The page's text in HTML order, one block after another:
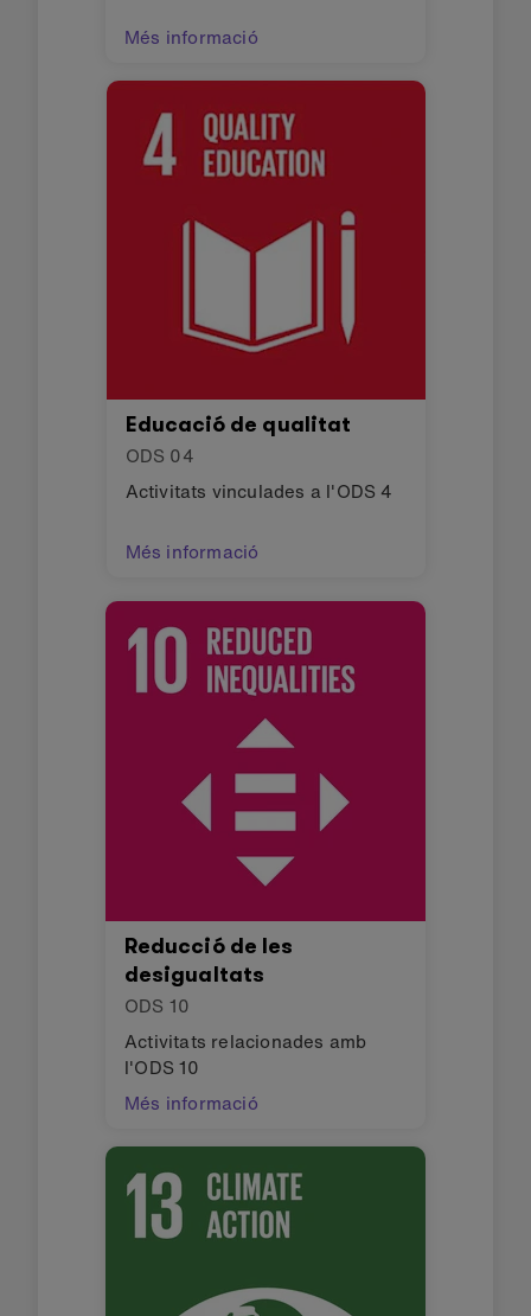
Més informació
Educació de qualitat
ODS 04
Activitats vinculades a l'ODS 4
Més informació
Reducció de les
desigualtats
ODS 10
Activitats relacionades amb
l'ODS 10
Més informació